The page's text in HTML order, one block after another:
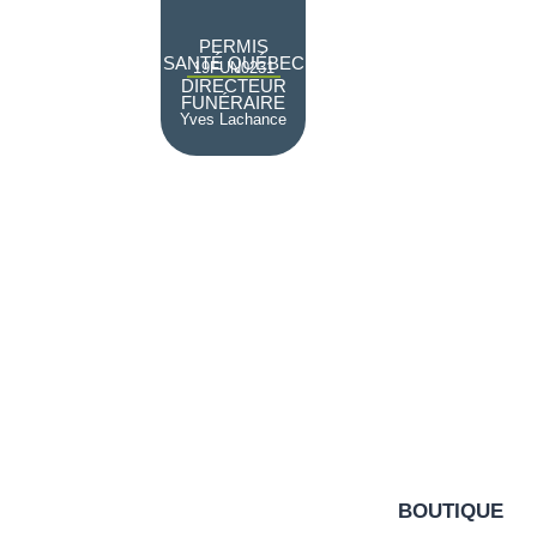
PERMIS
SANTÉ QUÉBEC
19FUN0231
DIRECTEUR
FUNÉRAIRE
Yves Lachance
BOUTIQUE